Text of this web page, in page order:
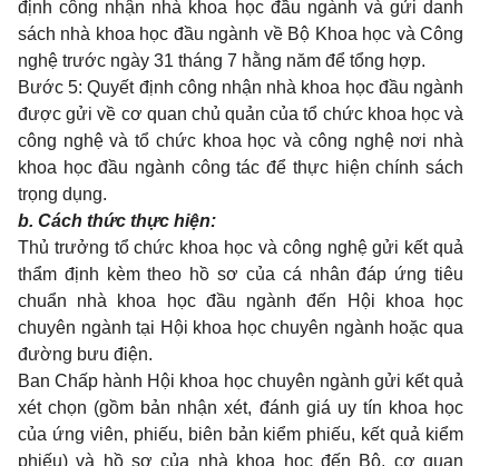
định công nhận nhà khoa học đầu ngành và gửi danh
sách nhà khoa học đầu ngành về Bộ Khoa học và Công
nghệ trước ngày 31 tháng 7 hằng năm để tổng hợp.
Bước 5: Quyết định công nhận nhà khoa học đầu ngành
được gửi về cơ quan chủ quản của tổ chức khoa học và
công nghệ và tổ chức khoa học và công nghệ nơi nhà
khoa học đầu ngành công tác để thực hiện chính sách
trọng dụng.
b. Cách thức thực hiện:
Thủ trưởng tổ chức khoa học và công nghệ gửi kết quả
thẩm định kèm theo hồ sơ của cá nhân đáp ứng tiêu
chuẩn nhà khoa học đầu ngành đến Hội khoa học
chuyên ngành tại Hội khoa học chuyên ngành hoặc qua
đường bưu điện.
Ban Chấp hành Hội khoa học chuyên ngành gửi kết quả
xét chọn (gồm bản nhận xét, đánh giá uy tín khoa học
của ứng viên, phiếu, biên bản kiểm phiếu, kết quả kiểm
phiếu) và hồ sơ của nhà khoa học đến Bộ, cơ quan